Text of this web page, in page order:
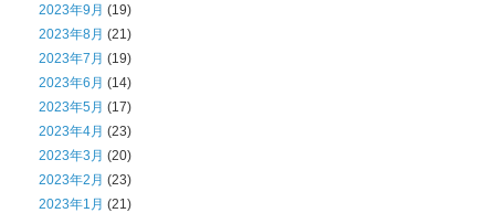
2023年9月 (19)
2023年8月 (21)
2023年7月 (19)
2023年6月 (14)
2023年5月 (17)
2023年4月 (23)
2023年3月 (20)
2023年2月 (23)
2023年1月 (21)